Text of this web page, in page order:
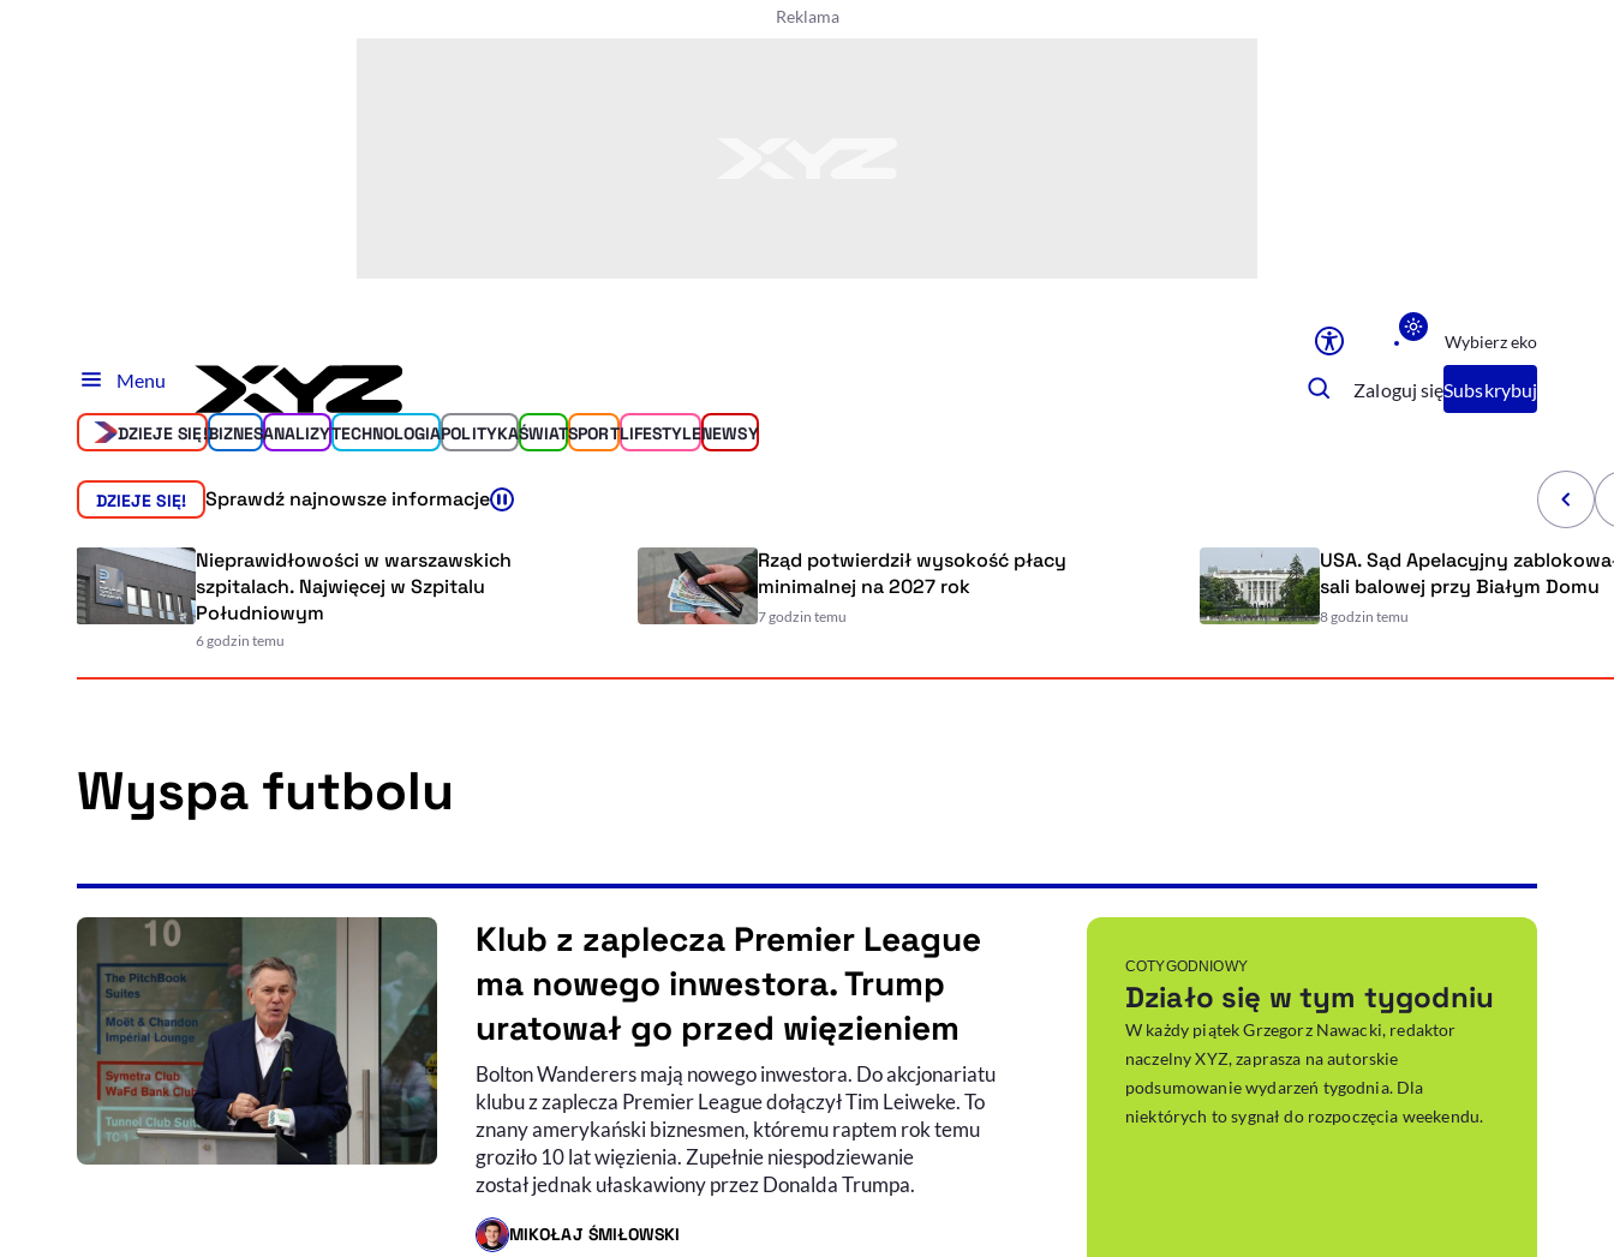
, otwiera się w nowym
Deklaracja dostępności Zgłoś problem
, otwiera się w
Wybierz eko
Menu Zaloguj sięSubskrybuj
DZIEJE SIĘ!BIZNESANALIZYTECHNOLOGIAPOLITYKAŚWIATSPORTLIFESTYLENEWSY
DZIEJE SIĘ! Sprawdź najnowsze informacje
Nieprawidłowości w warszawskich
szpitalach. Najwięcej w Szpitalu
Południowym
6 godzin temu
Rząd potwierdził wysokość płacy
minimalnej na 2027 rok
7 godzin temu
USA. Sąd Apelacyjny zablokował
sali balowej przy Białym Domu
8 godzin temu
Wyspa futbolu
Klub z zaplecza Premier League
ma nowego inwestora. Trump
uratował go przed więzieniem
Bolton Wanderers mają nowego inwestora. Do akcjonariatu
klubu z zaplecza Premier League dołączył Tim Leiweke. To
znany amerykański biznesmen, któremu raptem rok temu
groziło 10 lat więzienia. Zupełnie niespodziewanie
został jednak ułaskawiony przez Donalda Trumpa.
MIKOŁAJ ŚMIŁOWSKI
- AUTOR ARTYKUŁU - PROFIL